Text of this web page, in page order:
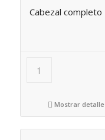
Cabezal
Mostrar